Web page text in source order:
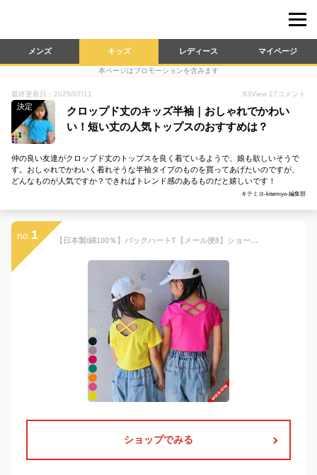
メンズ キッズ レディース マイページ
本ページはプロモーションを含みます
最終更新日：2025/07/11 83View 27 コメント
決定
クロップド丈のキッズ半袖｜おしゃれでかわい
い！短い丈の人気トップスのおすすめは？
仲の良い友達がクロップド丈のトップスを良く着ているようで、娘も欲しいそうで
す。おしゃれでかわいく着れそうな半袖タイプのものを買ってあげたいのですが、
どんなものが人気ですか？できればトレンド感のあるものだと嬉しいです！
キテミヨ-kitemiyo-編集部
no. 1 【日本製/綿100％】バックハートT【メール便8】ショート丈/Tシャツ/短め/クロップド丈/半袖/へそだし/コンパクトT キッズ/ジュニア/ガールズ/女の子 ダンス/ヒップホップ ダンスウェア/衣装 ラブリー キュート 無地 カラフル コットン オルチャン/韓国
ショップでみる